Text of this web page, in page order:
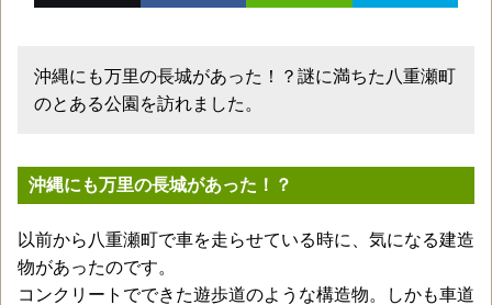
沖縄にも万里の長城があった！？謎に満ちた八重瀬町
のとある公園を訪れました。
沖縄にも万里の長城があった！？
以前から八重瀬町で車を走らせている時に、気になる建造
物があったのです。
コンクリートでできた遊歩道のような構造物。しかも車道